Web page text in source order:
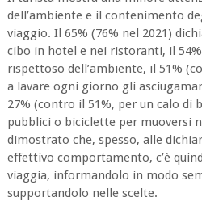
dell’ambiente e il contenimento
viaggio. Il 65% (76% nel 2021)
cibo in hotel e nei ristoranti, il 54%
rispettoso dell’ambiente, il 51%
a lavare ogni giorno gli
27% (contro il 51%, per un calo di
pubblici o biciclette per muoversi
dimostrato che, spesso, alle
effettivo comportamento, c’è
viaggia, informandolo in modo
supportandolo nelle scelte.